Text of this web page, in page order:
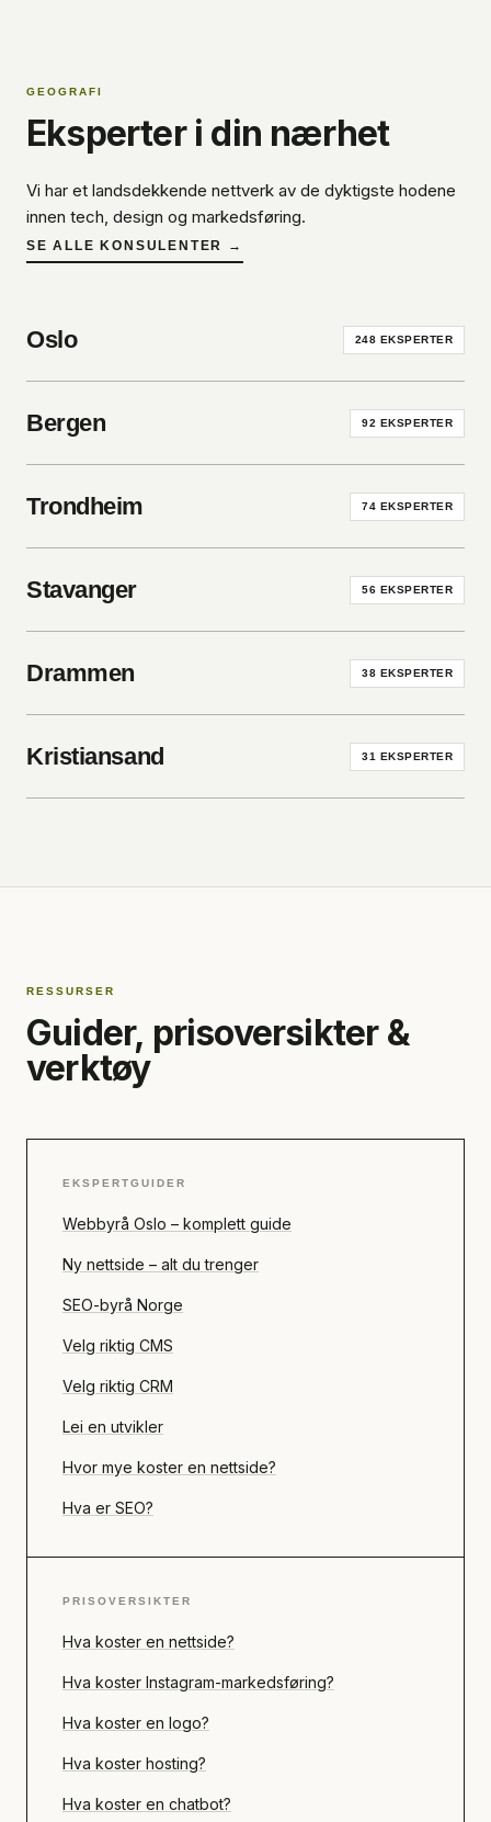
GEOGRAFI
Eksperter i din nærhet
Vi har et landsdekkende nettverk av de dyktigste hodene
innen tech, design og markedsføring.
SE ALLE KONSULENTER →
Oslo 248 EKSPERTER
Bergen 92 EKSPERTER
Trondheim 74 EKSPERTER
Stavanger 56 EKSPERTER
Drammen 38 EKSPERTER
Kristiansand 31 EKSPERTER
RESSURSER
Guider, prisoversikter &
verktøy
EKSPERTGUIDER
Webbyrå Oslo – komplett guide
Ny nettside – alt du trenger
SEO-byrå Norge
Velg riktig CMS
Velg riktig CRM
Lei en utvikler
Hvor mye koster en nettside?
Hva er SEO?
PRISOVERSIKTER
Hva koster en nettside?
Hva koster Instagram-markedsføring?
Hva koster en logo?
Hva koster hosting?
Hva koster en chatbot?